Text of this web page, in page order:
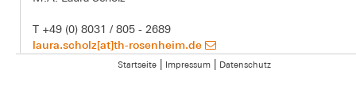
T +49 (0) 8031 / 805 - 2689
laura.scholz[at]th-rosenheim.de
Startseite| Impressum| Datenschutz